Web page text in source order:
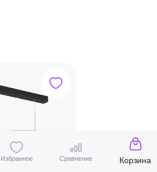
Избранное Сравнение Корзина